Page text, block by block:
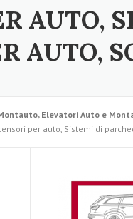
AUTO,
AUTO,
Elevatori Auto e
per auto, Sistemi di